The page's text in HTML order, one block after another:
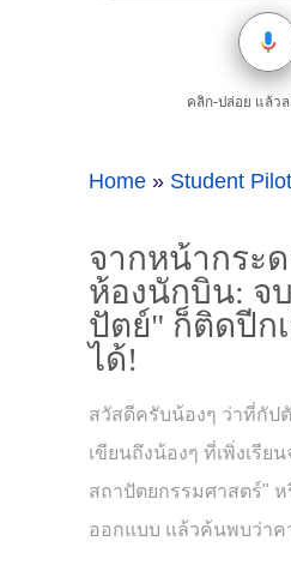
คลิก-ปล่อย แล้ว
Home » Student Pilot
จากหน้ากระ
ห้องนักบิน: จ
ปัตย์" ก็ติดปีก
ได้!
สวัสดีครับน้องๆ ว่าที่กั
เขียนถึงน้องๆ ที่เพิ่งเรีย
สถาปัตยกรรมศาสตร์"
ออกแบบ แล้วค้นพบว่าค